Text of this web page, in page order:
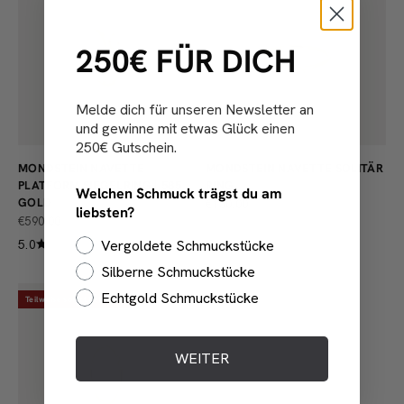
MONDSTEIN NAVETTE
PLATFORM SIEGELRING | 585
GOLD
ANGEBOT
€590,00
5.0
MONDSTEIN NAVETTE SOLITÄR
RING
ANGEBOT
€130,00
Teilweise sofort lieferbar
250€ FÜR DICH
Melde dich für unseren Newsletter an
und gewinne mit etwas Glück einen
250€ Gutschein.
Welchen Schmuck trägst du am
liebsten?
Vergoldete Schmuckstücke
Silberne Schmuckstücke
Echtgold Schmuckstücke
WEITER